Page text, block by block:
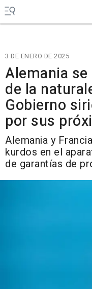
3 DE ENERO DE 2025
Alemania
de la
Gobierno
por sus
Alemania y
kurdos en el
de garantías de